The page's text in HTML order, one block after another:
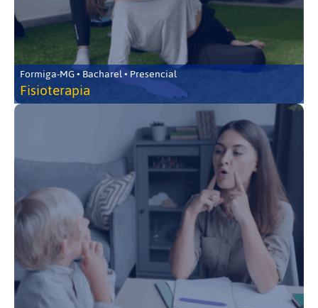
Formiga-MG • Bacharel • Presencial
Fisioterapia